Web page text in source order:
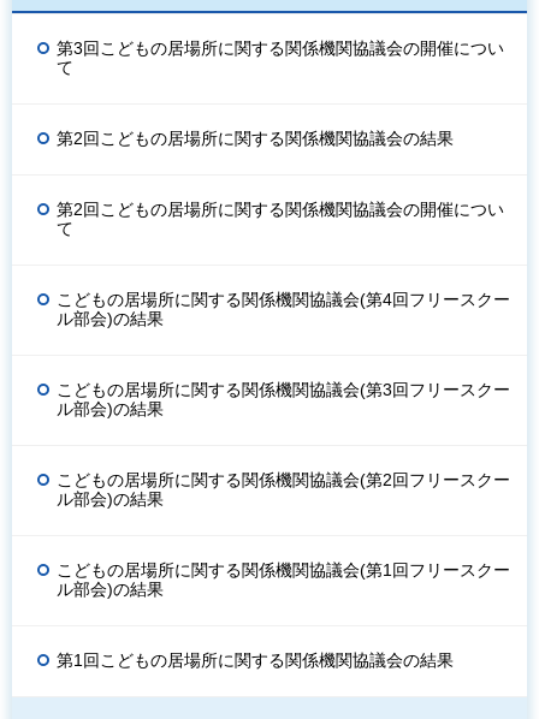
第3回こどもの居場所に関する関係機関協議会の開催につい
て
第2回こどもの居場所に関する関係機関協議会の結果
第2回こどもの居場所に関する関係機関協議会の開催につい
て
こどもの居場所に関する関係機関協議会(第4回フリースクー
ル部会)の結果
こどもの居場所に関する関係機関協議会(第3回フリースクー
ル部会)の結果
こどもの居場所に関する関係機関協議会(第2回フリースクー
ル部会)の結果
こどもの居場所に関する関係機関協議会(第1回フリースクー
ル部会)の結果
第1回こどもの居場所に関する関係機関協議会の結果